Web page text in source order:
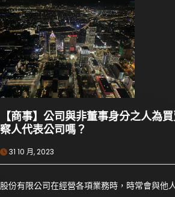
【商事】公司與非董事身分之人為
察人代表公司嗎？
31 10 月, 2023
股份有限公司在經營各項業務時，時常會與他